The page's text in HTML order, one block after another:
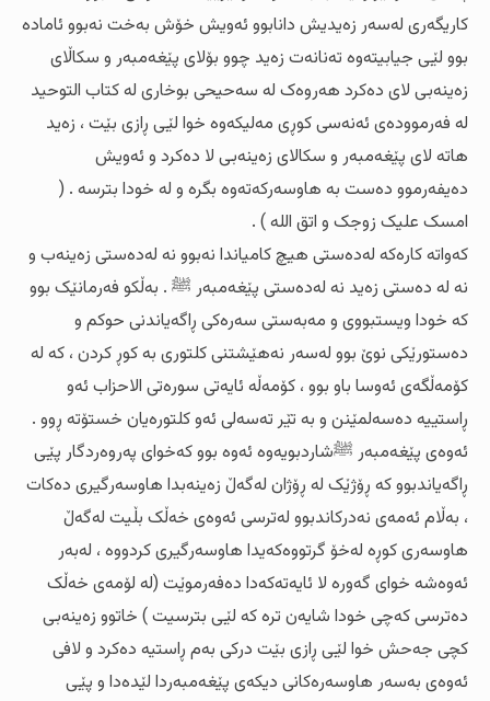
کاریگەری لەسەر زەیدیش دانابوو ئەویش خۆش بەخت نەبوو ئامادە
بوو لێی جیابیتەوە تەنانەت زەید چوو بۆلای پێغەمبەر و سکاڵای
زەینەبی لای دەکرد هەروەک لە سەحیحی بوخاری لە کتاب التوحید
لە فەرموودەی ئەنەسی کوڕی مەلیکەوە خوا لێی ڕازی بێت ، زەید
هاتە لای پێغەمبەر و سکالای زەینەبی لا دەکرد و ئەویش
دەیفەرموو دەست بە هاوسەرکەتەوە بگرە و لە خودا بترسە . (
امسک علیک زوجک و اتق اللە ) .
کەواتە کارەکە لەدەستی هیچ کامیاندا نەبوو نە لەدەستی زەینەب و
نە لە دەستی زەید نە لەدەستی پێغەمبەر ﷺ . بەڵکو فەرمانێک بوو
کە خودا ویستبووی و مەبەستی سەرەکی ڕاگەیاندنی حوکم و
دەستورێکی نوێ بوو لەسەر نەهێشتنی کلتوری بە کوڕ کردن ، کە لە
کۆمەڵگەی ئەوسا باو بوو ، کۆمەڵە ئایەتی سورەتی الاحزاب ئەو
ڕاستییە دەسەلمێنن و بە تێر تەسەلی ئەو کلتورەیان خستۆتە ڕوو .
ئەوەی پێغەمبەر ﷺشاردبویەوە ئەوە بوو کەخوای پەروەردگار پێی
ڕاگەیاندبوو کە ڕۆژێک لە ڕۆژان لەگەڵ زەینەبدا هاوسەرگیری دەکات
، بەڵام ئەمەی نەدرکاندبوو لەترسی ئەوەی خەڵک بڵیت لەگەڵ
هاوسەری کوڕە لەخۆ گرتووەکەیدا هاوسەرگیری کردووە ، لەبەر
ئەوەشە خوای گەورە لا ئایەتەکەدا دەفەرموێت (لە لۆمەی خەڵک
دەترسی کەچی خودا شایەن ترە کە لێی بترسیت ) خاتوو زەینەبی
کچی جەحش خوا لێی ڕازی بێت درکی بەم ڕاستیە دەکرد و لافی
ئەوەی بەسەر هاوسەرەکانی دیکەی پێغەمبەردا لێدەدا و پێی